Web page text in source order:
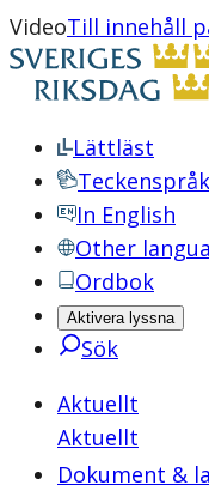
VideoTill innehåll
Lättläst
Teckenspråk
In English
Other
Ordbok
Aktivera lyssna
Sök
Aktuellt
Aktuellt
Dokument &